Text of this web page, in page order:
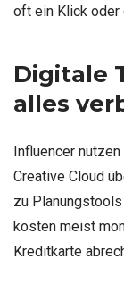
oft ein Klick oder
Digitale
alles
Influencer
Creative Cloud
zu
kosten meist
Kreditkarte